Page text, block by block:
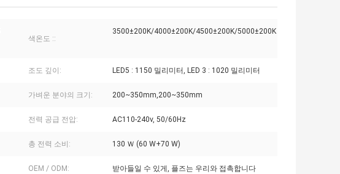
색온도 ::
3500±200K/4000±200K/4500±200K/5000±200K
조도 깊이: LED5 : 1150 밀리미터, LED 3 : 1020 밀리미터
가벼운 분야의 크기: 200~350mm,200~350mm
전력 공급 전압: AC110-240v, 50/60Hz
총 전력 소비: 130 Ｗ (60 W+70 W)
OEM / ODM: 받아들일 수 있게, 플즈는 우리와 접촉합니다